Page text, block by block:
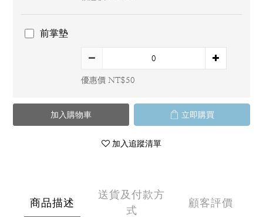
前掌墊
優惠價 NT$50
加入購物車 立即購買
加入追蹤清單
商品描述
送貨及付款方
式
顧客評價